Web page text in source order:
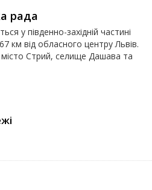
рада
у південно-західній частині
км від обласного центру Львів.
Стрий, селище Дашава та